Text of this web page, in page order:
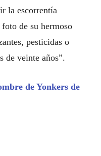
la escorrentía
de su hermoso
pesticidas o
de veinte años”.
de Yonkers de